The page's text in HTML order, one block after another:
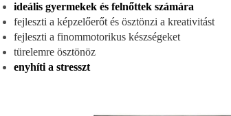
ideális gyermekek és felnőttek számára
fejleszti a képzelőerőt és ösztönzi a kreativitást
fejleszti a finommotorikus készségeket
türelemre ösztönöz
enyhíti a stresszt